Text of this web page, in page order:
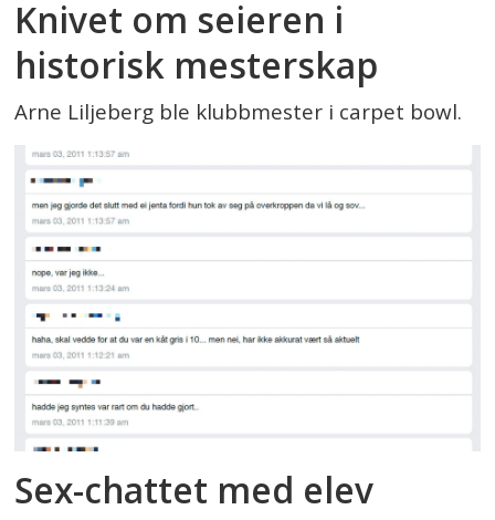
Knivet om seieren i
historisk mesterskap
Arne Liljeberg ble klubbmester i carpet bowl.
Sex-chattet med elev